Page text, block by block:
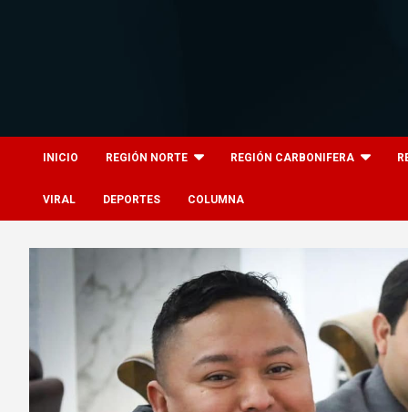
INICIO REGIÓN NORTE REGIÓN CARBONIFERA
VIRAL DEPORTES COLUMNA